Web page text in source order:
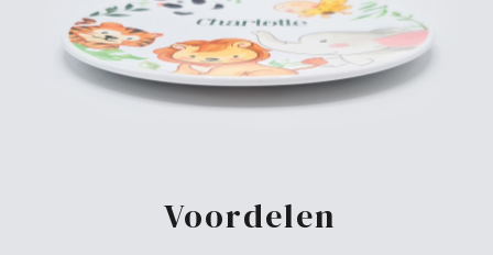
jongen'
aantal
Voordelen